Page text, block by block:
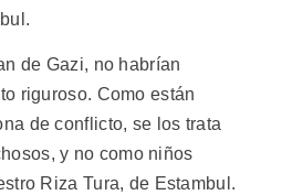
de Gazi, no habrían
riguroso. Como están
de conflicto, se los trata
y no como niños
Riza Tura, de Estambul.